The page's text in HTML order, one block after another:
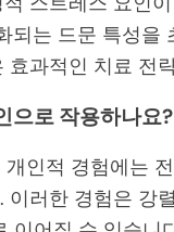
되는 드문 특성을
과적인 치료 전
으로 작용하나요?
인적 경험에는
러한 경험은 강